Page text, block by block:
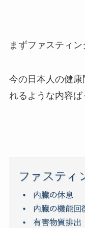
まずファスティン
今の日本人の健康
れるような内容